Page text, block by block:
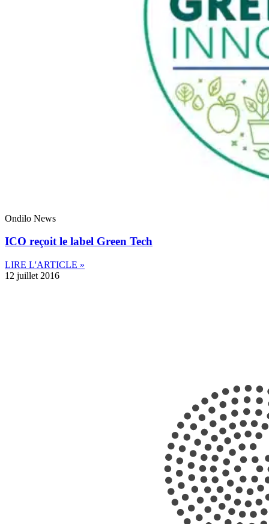
Ondilo News
ICO reçoit le label Green Tech
LIRE L'ARTICLE »
12 juillet 2016